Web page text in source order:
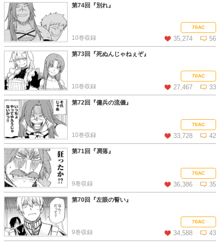
この話を読む コメントを見る
第74回『別れ』
70AC
35,274 56
10巻収録
この話を読む コメントを見る
第73回『死ぬんじゃねぇぞ』
70AC
27,467 33
10巻収録
この話を読む コメントを見る
第72回『傭兵の流儀』
70AC
33,728 42
10巻収録
この話を読む コメントを見る
第71回『凋落』
70AC
36,386 35
9巻収録
この話を読む コメントを見る
第70回『左眼の誓い』
70AC
34,588 43
9巻収録